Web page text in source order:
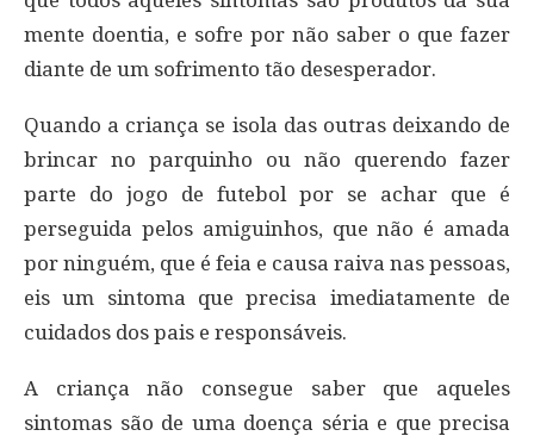
mente doentia, e sofre por não saber o que fazer
diante de um sofrimento tão desesperador.
Quando a criança se isola das outras deixando de
brincar no parquinho ou não querendo fazer
parte do jogo de futebol por se achar que é
perseguida pelos amiguinhos, que não é amada
por ninguém, que é feia e causa raiva nas pessoas,
eis um sintoma que precisa imediatamente de
cuidados dos pais e responsáveis.
A criança não consegue saber que aqueles
sintomas são de uma doença séria e que precisa